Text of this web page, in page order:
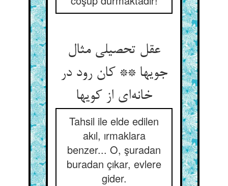
عقل تحصیلی مثال
جویها ** کان رود در
خانه‌ای از کویها
Tahsil ile elde edilen
akıl, ırmaklara
benzer... O, şuradan
buradan çıkar, evlere
gider.